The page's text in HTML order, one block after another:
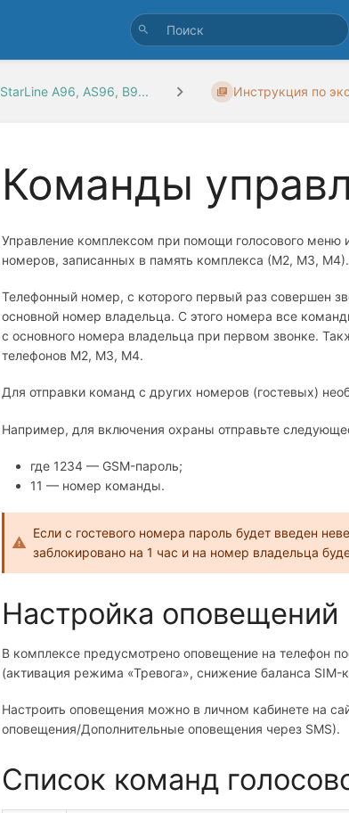
StarLine A96, AS96, B9... Инструкция по
Команды
Управление комплексом при помощи голосового меню
номеров, записанных в память комплекса (М2, М3, М4).
Телефонный номер, с которого первый раз совершен
основной номер владельца. С этого номера все
с основного номера владельца при первом звонке.
телефонов М2, М3, М4.
Для отправки команд с других номеров (гостевых)
Например, для включения охраны отправьте
где 1234 — GSM-пароль;
11 — номер команды.
Если с гостевого номера пароль будет введен
заблокировано на 1 час и на номер владельца
Настройка оповещений
В комплексе предусмотрено оповещение на телефон
(активация режима «Тревога», снижение баланса SIM-
Настроить оповещения можно в личном кабинете на
оповещения/Дополнительные оповещения через SMS).
Список команд